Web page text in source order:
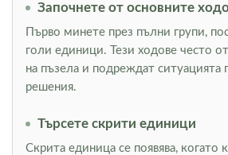
Започнете от основните
Първо минете през пълни групи,
голи единици. Тези ходове често
на пъзела и подреждат ситуацията
решения.
Търсете скрити единици
Скрита единица се появява, когато